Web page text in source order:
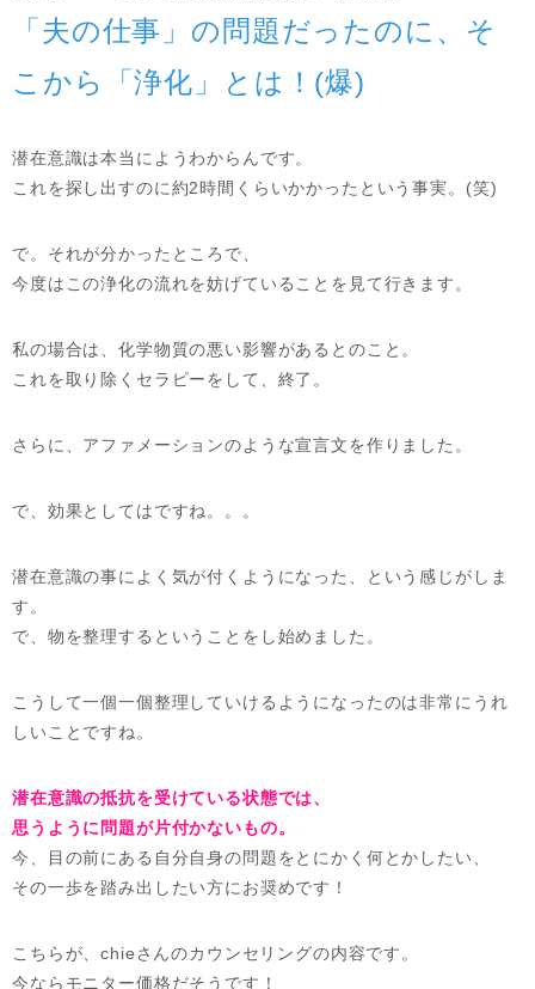
「夫の仕事」の問題だったのに、そ
こから「浄化」とは！(爆)
潜在意識は本当にようわからんです。
これを探し出すのに約2時間くらいかかったという事実。(笑)
で。それが分かったところで、
今度はこの浄化の流れを妨げていることを見て行きます。
私の場合は、化学物質の悪い影響があるとのこと。
これを取り除くセラピーをして、終了。
さらに、アファメーションのような宣言文を作りました。
で、効果としてはですね。。。
潜在意識の事によく気が付くようになった、という感じがしま
す。
で、物を整理するということをし始めました。
こうして一個一個整理していけるようになったのは非常にうれ
しいことですね。
潜在意識の抵抗を受けている状態では、
思うように問題が片付かないもの。
今、目の前にある自分自身の問題をとにかく何とかしたい、
その一歩を踏み出したい方にお奨めです！
こちらが、chieさんのカウンセリングの内容です。
今ならモニター価格だそうです！